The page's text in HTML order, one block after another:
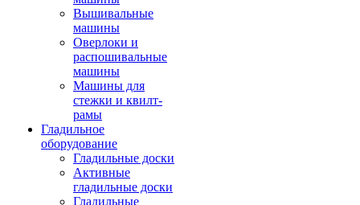
Вышивальные
машины
Оверлоки и
распошивальные
машины
Машины для
стежки и квилт-
рамы
Гладильное
оборудование
Гладильные доски
Активные
гладильные доски
Гладильные